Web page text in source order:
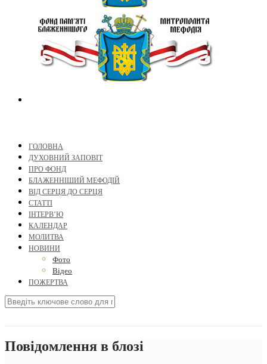
ГОЛОВНА
ДУХОВНИЙ ЗАПОВІТ
ПРО ФОНД
БЛАЖЕННІШИЙ МЕФОДІЙ
ВІД СЕРЦЯ ДО СЕРЦЯ
СТАТТІ
ІНТЕРВ’Ю
КАЛЕНДАР
МОЛИТВА
НОВИНИ
Фото
Відео
ПОЖЕРТВА
Повідомлення в блозі